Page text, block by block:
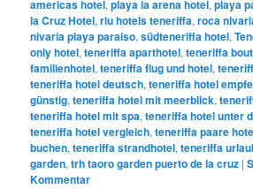
americas hotel,playa la arena hotel,playa
la Cruz Hotel,riu hotels teneriffa,roca
nivaria playa paraiso,südteneriffa hotel,
only hotel,teneriffa aparthotel,teneriffa
familienhotel,teneriffa flug und hotel,
teneriffa hotel deutsch,teneriffa hotel
günstig,teneriffa hotel mit meerblick,
teneriffa hotel mit spa,teneriffa hotel unter
teneriffa hotel vergleich,teneriffa paare
buchen,teneriffa strandhotel,teneriffa
garden,trh taoro garden puerto de la cruz |
Kommentar